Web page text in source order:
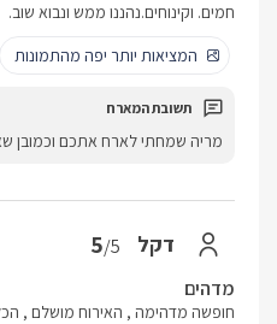
חמים. וקינוחים.נהננו ממש ונבוא שוב.
המציאות יותר יפה מהתמונות
מריה שמחתי לארח אתכם וכמובן
דקל 5/5
מדהים
חופשה מדהימה , האירוח מושלם ,